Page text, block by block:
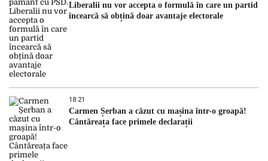
Liberalii nu vor accepta o formulă în care un partid
încearcă să obțină doar avantaje electorale
18:21
Carmen Șerban a căzut cu mașina într-o groapă!
Cântăreața face primele declarații